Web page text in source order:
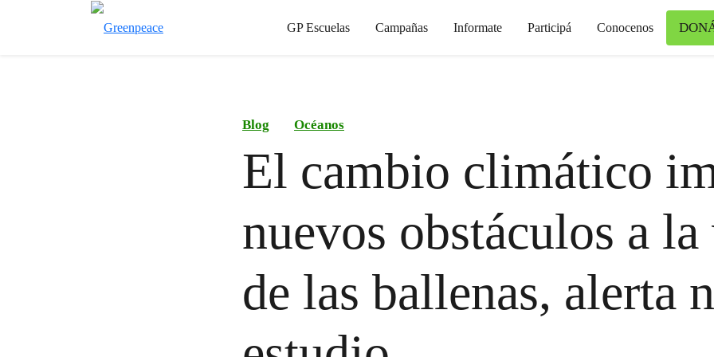
GP Escuelas Campañas Informate Participá Conocenos
Blog Océanos
El cambio climático
nuevos obstáculos a
de las ballenas, alerta